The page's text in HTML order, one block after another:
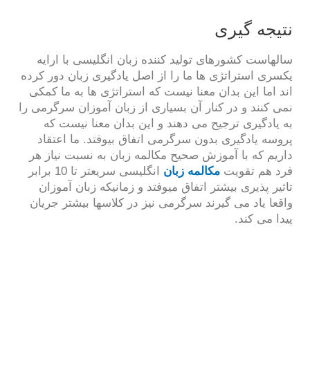
نتیجه گیری
سالهاست کشورهای تولید کننده زبان انگلیسی با ارایه
یکسری استراتژی ها ما را از اصل یادگیری زبان دور کرده
اند اما این بدان معنا نیست که استراتژی ها به ما کمکی
نمی کنند و در کنار آن بسیاری از زبان آموزان سرگرمی را
به یادگیری ترجیح می دهند و این بدان معنا نیست که
پروسه یادگیری بدون سرگرمی اتفاق بیوفتد. ما اعتقاد
داریم که با آموزش صحیح مکالمه زبان به نسبت نیاز هر
فرد هم تقویت مکالمه زبان
انگلیسی سریعتر تا 10 برابر
تاثیر پذیری بیشتر اتفاق میوفتد و زمانیکه زبان آموزان
واقعا یاد می گیرند سرگرمی نیز در کلاسها بیشتر جریان
پیدا می کند.